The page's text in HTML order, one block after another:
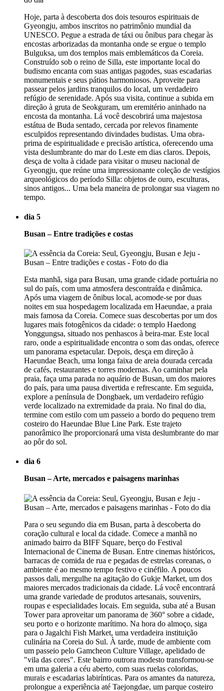
Hoje, parta à descoberta dos dois tesouros espirituais de
Gyeongju, ambos inscritos no patrimônio mundial da
UNESCO. Pegue a estrada de táxi ou ônibus para chegar às
encostas arborizadas da montanha onde se ergue o templo
Bulguksa, um dos templos mais emblemáticos da Coreia.
Construído sob o reino de Silla, este importante local do
budismo encanta com suas antigas pagodes, suas escadarias
monumentais e seus pátios harmoniosos. Aproveite para
passear pelos jardins tranquilos do local, um verdadeiro
refúgio de serenidade. Após sua visita, continue a subida em
direção à gruta de Seokguram, um eremitério aninhado na
encosta da montanha. Lá você descobrirá uma majestosa
estátua de Buda sentado, cercada por relevos finamente
esculpidos representando divindades budistas. Uma obra-
prima de espiritualidade e precisão artística, oferecendo uma
vista deslumbrante do mar do Leste em dias claros. Depois,
desça de volta à cidade para visitar o museu nacional de
Gyeongju, que reúne uma impressionante coleção de vestígios
arqueológicos do período Silla: objetos de ouro, esculturas,
sinos antigos... Uma bela maneira de prolongar sua viagem no
tempo.
dia 5
Busan – Entre tradições e costas
Esta manhã, siga para Busan, uma grande cidade portuária no
sul do país, com uma atmosfera descontraída e dinâmica.
Após uma viagem de ônibus local, acomode-se por duas
noites em sua hospedagem localizada em Haeundae, a praia
mais famosa da Coreia. Comece suas descobertas por um dos
lugares mais fotogênicos da cidade: o templo Haedong
Yonggungsa, situado nos penhascos à beira-mar. Este local
raro, onde a espiritualidade encontra o som das ondas, oferece
um panorama espetacular. Depois, desça em direção à
Haeundae Beach, uma longa faixa de areia dourada cercada
de cafés, restaurantes e torres modernas. Ao caminhar pela
praia, faça uma parada no aquário de Busan, um dos maiores
do país, para uma pausa divertida e refrescante. Em seguida,
explore a península de Dongbaek, um verdadeiro refúgio
verde localizado na extremidade da praia. No final do dia,
termine com estilo com um passeio a bordo do pequeno trem
costeiro do Haeundae Blue Line Park. Este trajeto
panorâmico lhe proporcionará uma vista deslumbrante do mar
ao pôr do sol.
dia 6
Busan – Arte, mercados e paisagens marinhas
Para o seu segundo dia em Busan, parta à descoberta do
coração cultural e local da cidade. Comece a manhã no
animado bairro da BIFF Square, berço do Festival
Internacional de Cinema de Busan. Entre cinemas históricos,
barracas de comida de rua e pegadas de estrelas coreanas, o
ambiente é ao mesmo tempo festivo e cinéfilo. A poucos
passos dali, mergulhe na agitação do Gukje Market, um dos
maiores mercados tradicionais da cidade. Lá você encontrará
uma grande variedade de produtos artesanais, souvenirs,
roupas e especialidades locais. Em seguida, suba até a Busan
Tower para aproveitar um panorama de 360° sobre a cidade,
seu porto e o horizonte marítimo. Na hora do almoço, siga
para o Jagalchi Fish Market, uma verdadeira instituição
culinária na Coreia do Sul. À tarde, mude de ambiente com
um passeio pelo Gamcheon Culture Village, apelidado de
"vila das cores". Este bairro outrora modesto transformou-se
em uma galeria a céu aberto, com suas ruelas coloridas,
murais e escadarias labirínticas. Para os amantes da natureza,
prolongue a experiência até Taejongdae, um parque costeiro